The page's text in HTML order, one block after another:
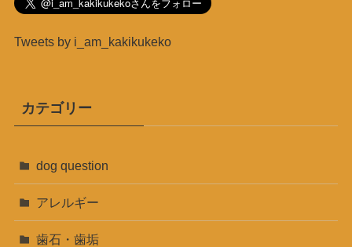
Tweets by i_am_kakikukeko
カテゴリー
dog question
アレルギー
歯石・歯垢